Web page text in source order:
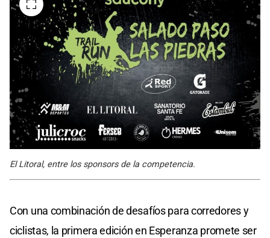
El Litoral, entre los sponsors de la competencia.
Con una combinación de desafíos para corredores y
ciclistas, la primera edición en Esperanza promete ser